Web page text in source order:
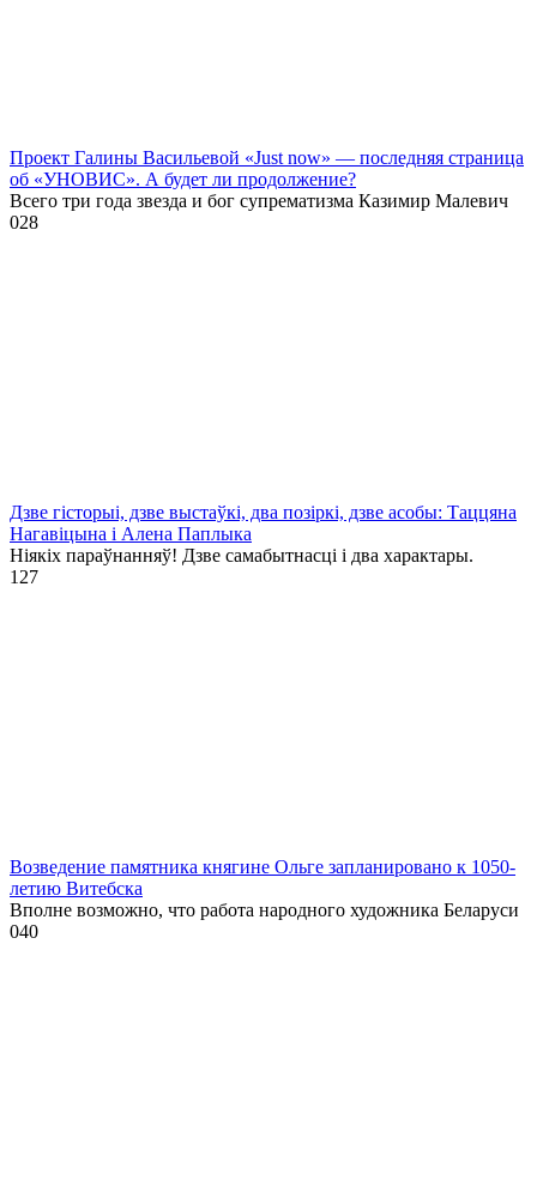
Проект Галины Васильевой «Just now» — последняя страница
об «УНОВИС». А будет ли продолжение?
Всего три года звезда и бог супрематизма Казимир Малевич
028
Дзве гісторыі, дзве выстаўкі, два позіркі, дзве асобы: Таццяна
Нагавіцына і Алена Паплыка
Ніякіх параўнанняў! Дзве самабытнасці і два характары.
1 27
Возведение памятника княгине Ольге запланировано к 1050-
летию Витебска
Вполне возможно, что работа народного художника Беларуси
040